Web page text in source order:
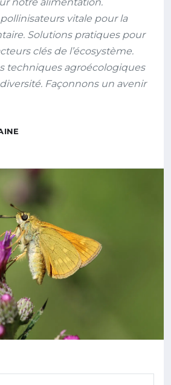
vitale pour la
Solutions pratiques pour
clés de l’écosystème.
techniques agroécologiques
Façonnons un avenir